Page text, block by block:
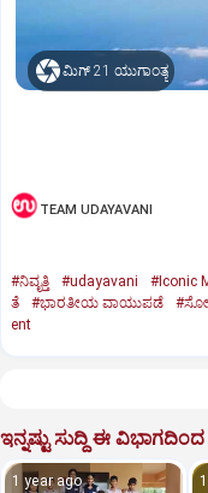
ಮಿಗ್‌ 21 ಯುಗಾಂತ್ಯ
TEAM UDAYAVANI
#ನಿವೃತ್ತಿ #udayavani #Iconic
ತೆ
#ಭಾರತೀಯ ವಾಯುಪಡೆ
ent
ಇನ್ನಷ್ಟು ಸುದ್ದಿ ಈ ವಿಭಾಗದಿಂದ
1 year ago